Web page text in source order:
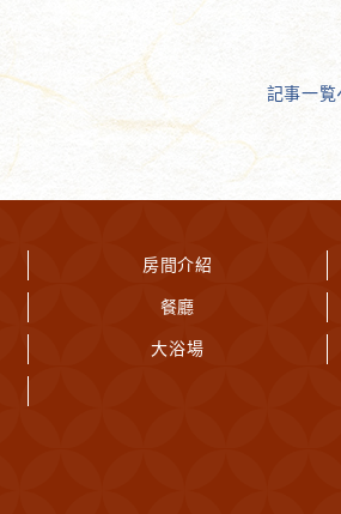
記事一覧
房間介紹
餐廳
大浴場